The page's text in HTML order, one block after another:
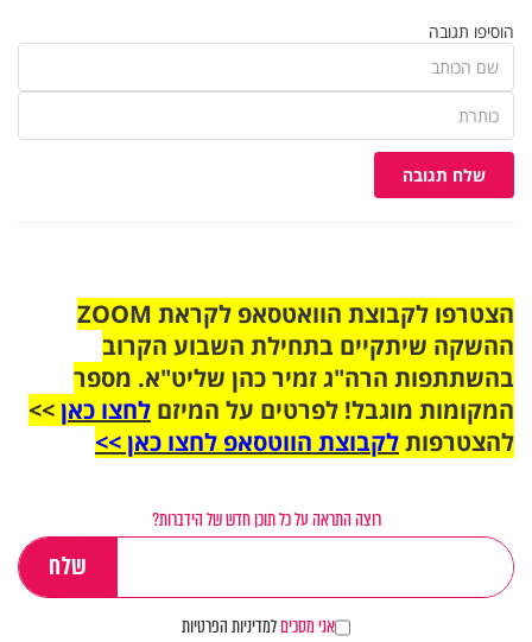
הוסיפו תגובה
שלח תגובה
הצטרפו לקבוצת הוואטסאפ לקראת ZOOM
ההשקה שיתקיים בתחילת השבוע הקרוב
בהשתתפות הרה"ג זמיר כהן שליט"א. מספר
המקומות מוגבל! לפרטים על המיזם לחצו כאן>>
להצטרפותלקבוצת הווטסאפ לחצו כאן >>
רוצה התראה על כל תוכן חדש של הידברות?
אני מסכיםלמדיניות הפרטיות